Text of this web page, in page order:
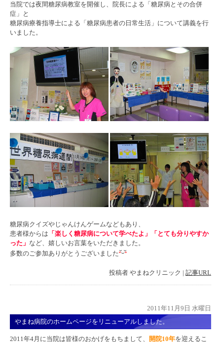
当院では夜間糖尿病教室を開催し、院長による「糖尿病とその合併
症」と
糖尿病療養指導士による「糖尿病患者の日常生活」について講義を行
いました。
糖尿病クイズやじゃんけんゲームなどもあり、
患者様からは 「楽しく糖尿病について学べたよ」「とても分りやすか
った」 など、嬉しいお言葉をいただきました。
多数のご参加ありがとうございました
投稿者 やまねクリニック | 記事URL
2011年11月9日 水曜日
やまね病院のホームページをリニューアルしました。
2011年4月に当院は皆様のおかげをもちまして、 開院10年を迎えるこ